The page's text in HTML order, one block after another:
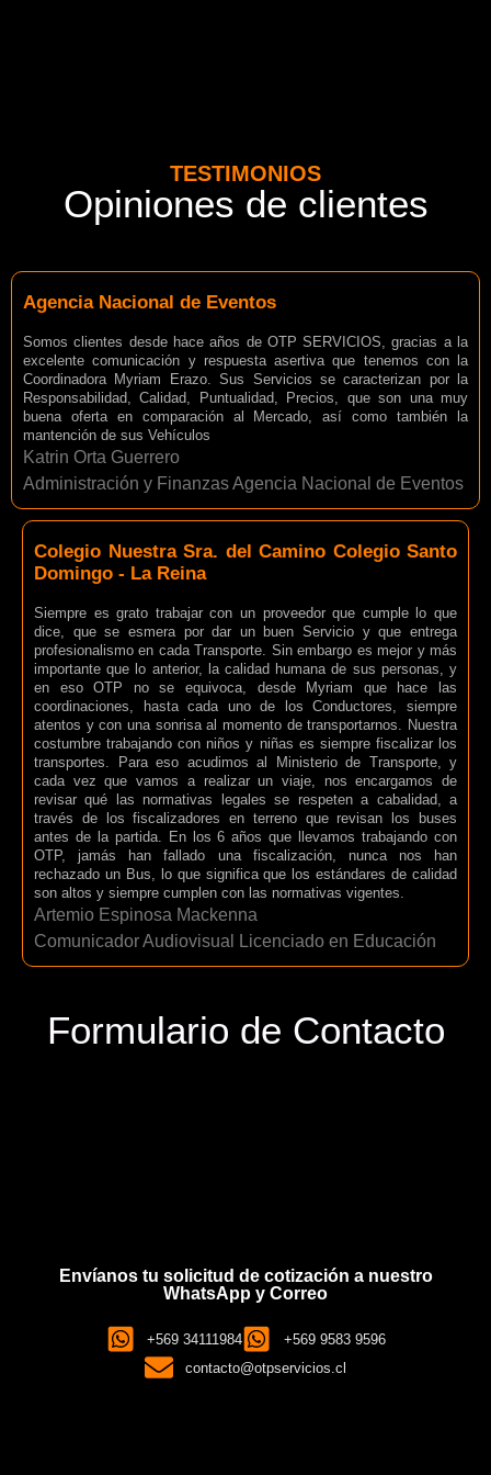
TESTIMONIOS
Opiniones de clientes
Agencia Nacional de Eventos
Somos clientes desde hace años de OTP SERVICIOS, gracias a la
excelente comunicación y respuesta asertiva que tenemos con la
Coordinadora Myriam Erazo. Sus Servicios se caracterizan por la
Responsabilidad, Calidad, Puntualidad, Precios, que son una muy
buena oferta en comparación al Mercado, así como también la
mantención de sus Vehículos
Katrin Orta Guerrero
Administración y Finanzas Agencia Nacional de Eventos
Colegio Nuestra Sra. del Camino Colegio Santo
Domingo - La Reina
Siempre es grato trabajar con un proveedor que cumple lo que
dice, que se esmera por dar un buen Servicio y que entrega
profesionalismo en cada Transporte. Sin embargo es mejor y más
importante que lo anterior, la calidad humana de sus personas, y
en eso OTP no se equivoca, desde Myriam que hace las
coordinaciones, hasta cada uno de los Conductores, siempre
atentos y con una sonrisa al momento de transportarnos. Nuestra
costumbre trabajando con niños y niñas es siempre fiscalizar los
transportes. Para eso acudimos al Ministerio de Transporte, y
cada vez que vamos a realizar un viaje, nos encargamos de
revisar qué las normativas legales se respeten a cabalidad, a
través de los fiscalizadores en terreno que revisan los buses
antes de la partida. En los 6 años que llevamos trabajando con
OTP, jamás han fallado una fiscalización, nunca nos han
rechazado un Bus, lo que significa que los estándares de calidad
son altos y siempre cumplen con las normativas vigentes.
Artemio Espinosa Mackenna
Comunicador Audiovisual Licenciado en Educación
Formulario de Contacto
Envíanos tu solicitud de cotización a nuestro
WhatsApp y Correo
+569 34111984
+569 9583 9596
contacto@otpservicios.cl